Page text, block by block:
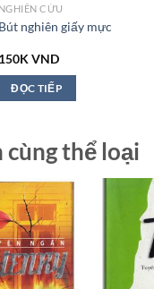
NGHIÊN CỨU
Bút nghiên giấy mực
150KVND
ĐỌC TIẾP
cùng thể loại